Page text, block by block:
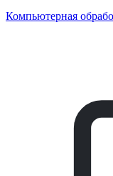
Компьютерная